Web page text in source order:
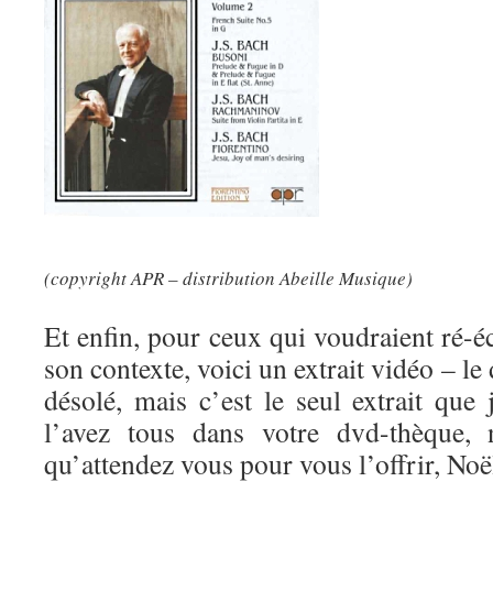
(copyright APR – distribution Abeille Musique)
Et enfin, pour ceux qui voudraient ré-
son contexte, voici un extrait vidéo – le
désolé, mais c’est le seul extrait
l’avez tous dans votre dvd-thèque,
qu’attendez vous pour vous l’offrir,